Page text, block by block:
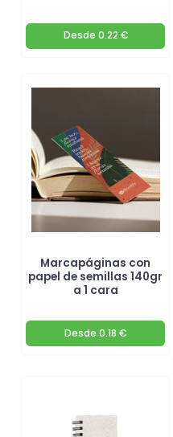
Desde 0.22 €
Marcapáginas con
papel de semillas 140gr
a 1 cara
Desde 0.18 €